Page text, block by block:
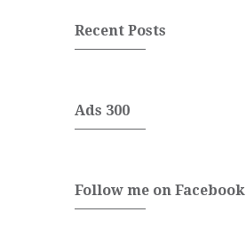
Recent Posts
Ads 300
Follow me on Facebook